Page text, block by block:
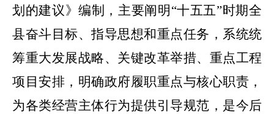
划的建议》编制，主要阐明 “十五五”时期全
县奋斗目标、指导思想和重点任务，系统统
筹重大发展战略、关键改革举措、重点工程
项目安排，明确政府履职重点与核心职责，
为各类经营主体行为提供引导规范，是今后